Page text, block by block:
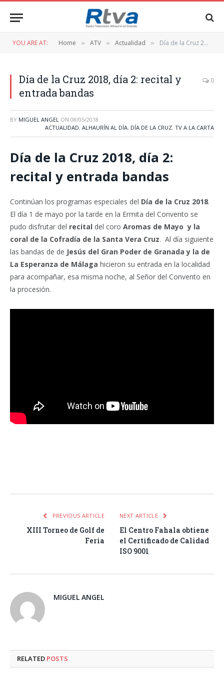
YOU ARE AT: Home » ATV » Actualidad » Día de la Cruz 2018, día 2: recital y entrada bandas
Día de la Cruz 2018, día 2: recital y
entrada bandas
0
BY MIGUEL ANGEL ON 08/05/2018
ACTUALIDAD, ALHAURÍN AL DÍA, DÍA DE LA CRUZ, TV A LA CARTA
Día de la Cruz 2018, día 2:
recital y entrada bandas
Continúan los programas especiales del Día de la Cruz 2018.
El día 1 de mayo por la tarde en la Ermita del Convento se
pudo disfrutar del recital del coro Aromas de Mayo y la
coral de la Cofradía de la Santa Vera Cruz. Al día siguiente
las bandas de de Jesús del Gran Poder de Granada y la de
La Esperanza de Málaga hicieron su entrada en la localidad
para acompañar, esa misma noche, al Señor del Convento en
la procesión.
PREVIOUS ARTICLE
XIII Torneo de Golf de
Feria
NEXT ARTICLE
El Centro Fahala obtiene
el Certificado de Calidad
ISO 9001
MIGUEL ANGEL
RELATED POSTS